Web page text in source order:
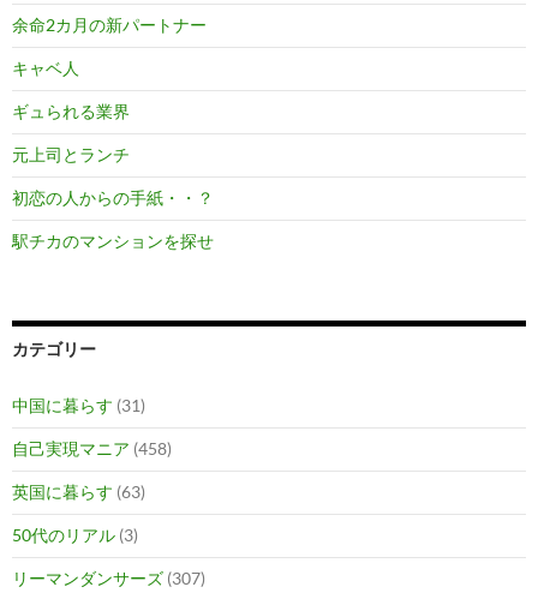
余命2カ月の新パートナー
キャベ人
ギュられる業界
元上司とランチ
初恋の人からの手紙・・？
駅チカのマンションを探せ
カテゴリー
中国に暮らす (31)
自己実現マニア (458)
英国に暮らす (63)
50代のリアル (3)
リーマンダンサーズ (307)